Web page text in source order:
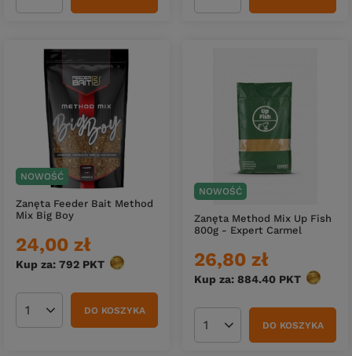
NOWOŚĆ
Zanęta Feeder Bait Method
Mix Big Boy
24,00 zł
Kup za: 792 PKT punktów
Ilość produktówDO KOSZYKA
NOWOŚĆ
Zanęta Method Mix Up Fish
800g - Expert Carmel
26,80 zł
Kup za: 884.40 PKT punktów
Ilość produktówDO KOSZYKA